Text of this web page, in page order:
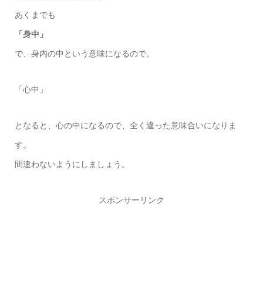
あくまでも
「身中」
で、身内の中という意味になるので。
「心中」
となると、心の中になるので、全く違った意味合いになりま
す。
間違わないようにしましょう。
スポンサーリンク